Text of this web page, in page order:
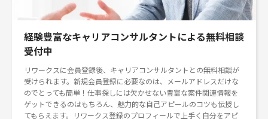
経験豊富なキャリアコンサルタントによる無料相談
受付中
リワークスに会員登録後、キャリアコンサルタントとの無料相談が
受けられます。新規会員登録に必要なのは、メールアドレスだけな
のでとっても簡単！仕事探しには欠かせない豊富な案件関連情報を
ゲットできるのはもちろん、魅力的な自己アピールのコツも伝授し
てもらえます。リワークス登録のプロフィールで上手く自分をアピ